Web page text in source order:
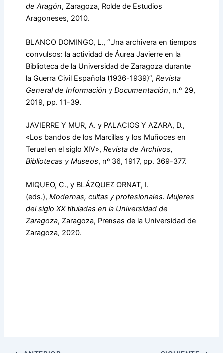
de Aragón, Zaragoza, Rolde de Estudios
Aragoneses, 2010.
BLANCO DOMINGO, L., “Una archivera en tiempos
convulsos: la actividad de Áurea Javierre en la
Biblioteca de la Universidad de Zaragoza durante
la Guerra Civil Española (1936-1939)”, Revista
General de Información y Documentación, n.º 29,
2019, pp. 11-39.
JAVIERRE Y MUR, A. y PALACIOS Y AZARA, D.,
«Los bandos de los Marcillas y los Muñoces en
Teruel en el siglo XIV», Revista de Archivos,
Bibliotecas y Museos, nº 36, 1917, pp. 369-377.
MIQUEO, C., y BLÁZQUEZ ORNAT, I.
(eds.), Modernas, cultas y profesionales. Mujeres
del siglo XX tituladas en la Universidad de
Zaragoza, Zaragoza, Prensas de la Universidad de
Zaragoza, 2020.